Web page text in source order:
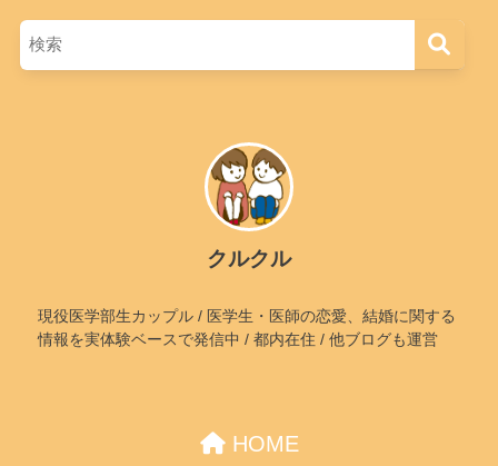
クルクル
現役医学部生カップル / 医学生・医師の恋愛、結婚に関する
情報を実体験ベースで発信中 / 都内在住 / 他ブログも運営
HOME